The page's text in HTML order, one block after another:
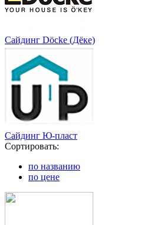
Сайдинг Döcke (Дёке)
Сайдинг Ю-пласт
Сортировать:
по названию
по цене